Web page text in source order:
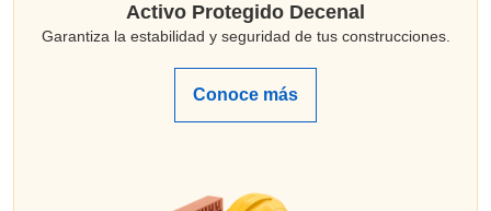
Activo Protegido Decenal
Garantiza la estabilidad y seguridad de tus construcciones.
Conoce más